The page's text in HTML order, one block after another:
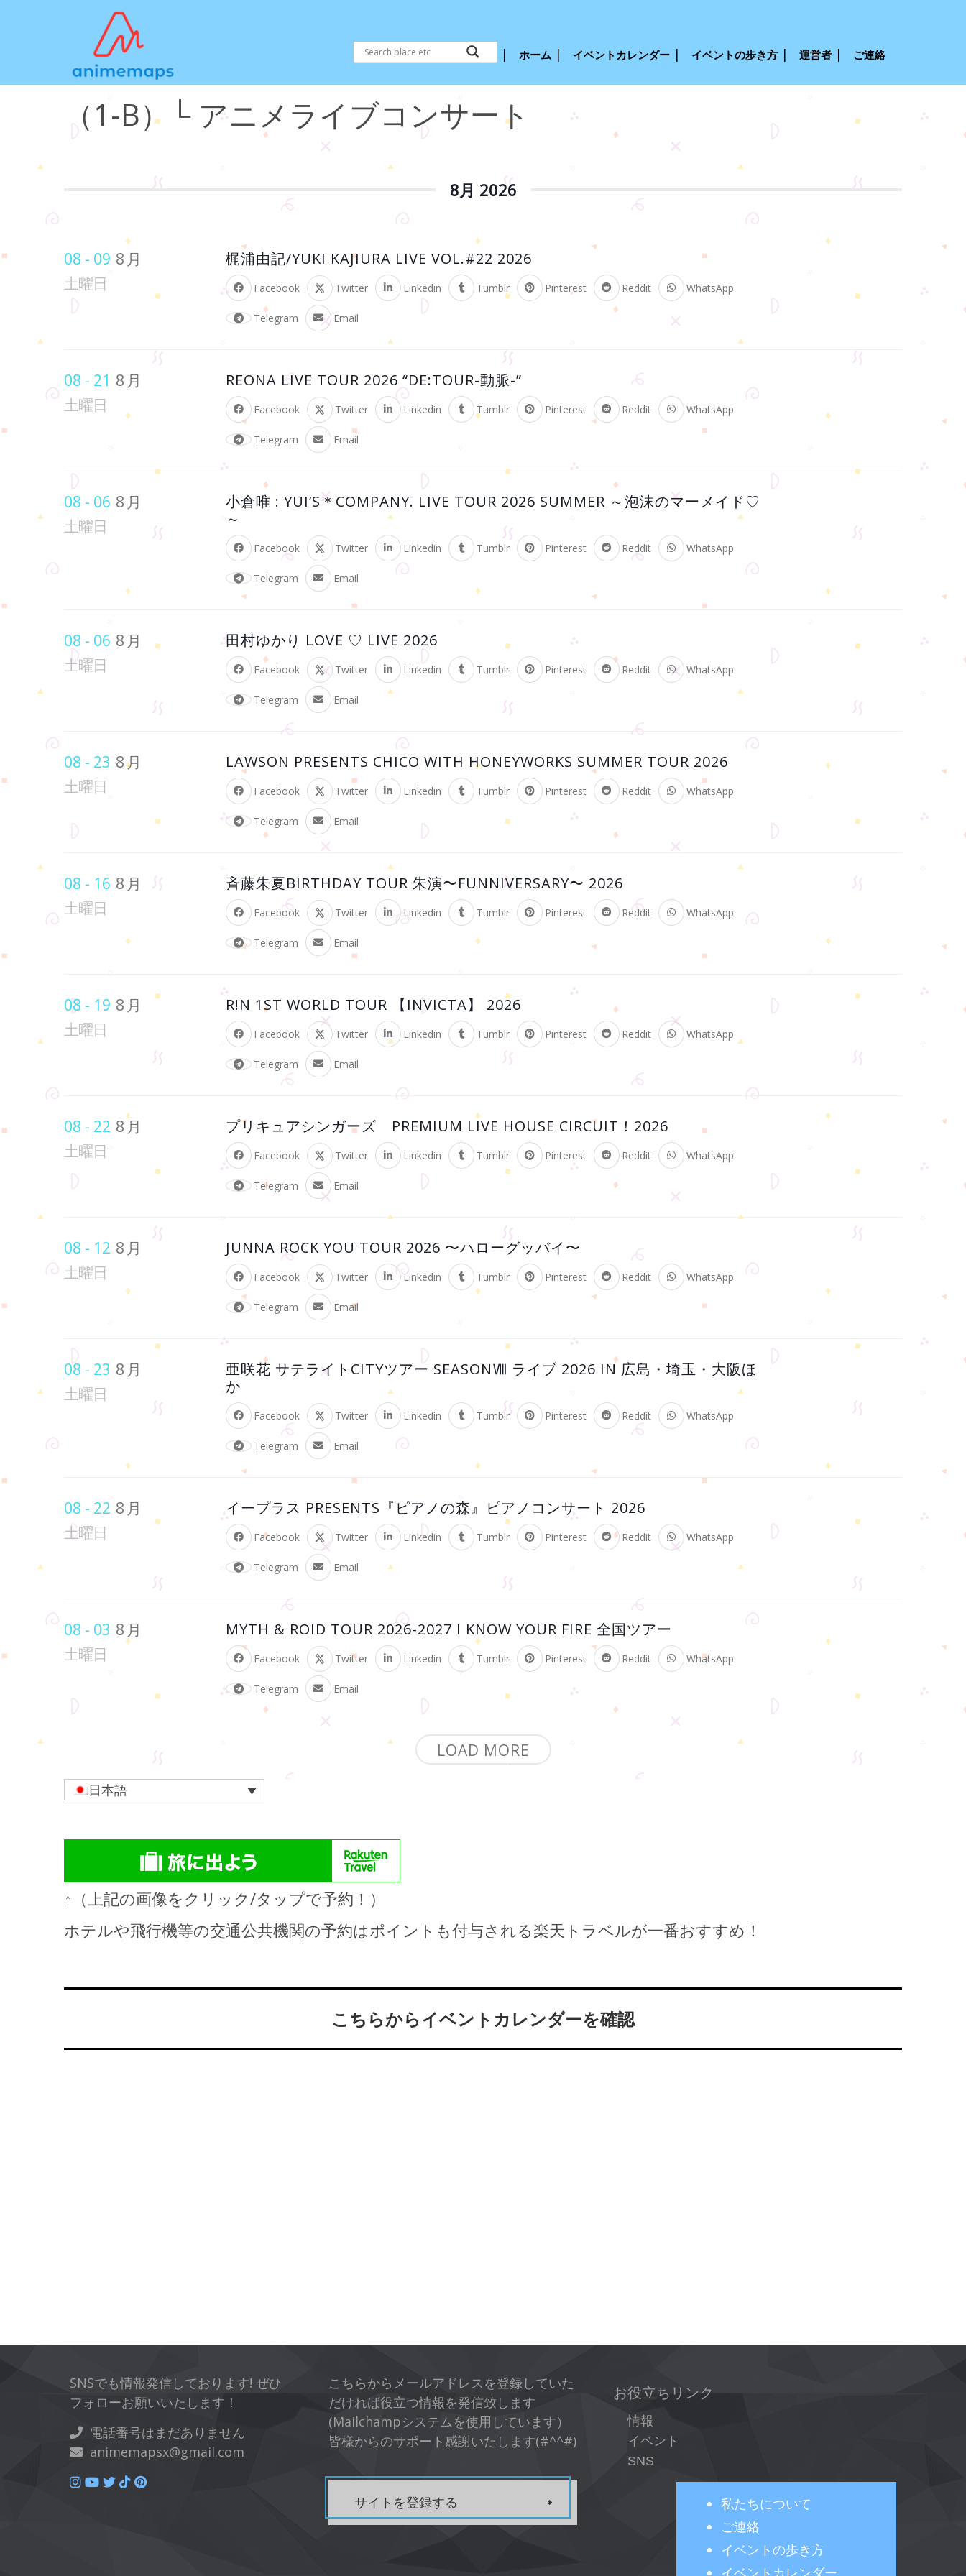
ホーム イベントカレンダー イベントの歩き方 運営者 ご連絡
（1-B）└ アニメライブコンサート
8月 2026
08 - 09 8月
土曜日
梶浦由記/YUKI KAJIURA LIVE VOL.#22 2026
Facebook Twitter Linkedin Tumblr Pinterest Reddit WhatsApp
Telegram Email
08 - 21 8月
土曜日
REONA LIVE TOUR 2026 “DE:TOUR-動脈-”
Facebook Twitter Linkedin Tumblr Pinterest Reddit WhatsApp
Telegram Email
08 - 06 8月
土曜日
小倉唯 : YUI’S＊COMPANY. LIVE TOUR 2026 SUMMER ～泡沫のマーメイド♡
～
Facebook Twitter Linkedin Tumblr Pinterest Reddit WhatsApp
Telegram Email
08 - 06 8月
土曜日
田村ゆかり LOVE ♡ LIVE 2026
Facebook Twitter Linkedin Tumblr Pinterest Reddit WhatsApp
Telegram Email
08 - 23 8月
土曜日
LAWSON PRESENTS CHICO WITH HONEYWORKS SUMMER TOUR 2026
Facebook Twitter Linkedin Tumblr Pinterest Reddit WhatsApp
Telegram Email
08 - 16 8月
土曜日
斉藤朱夏BIRTHDAY TOUR 朱演〜FUNNIVERSARY〜 2026
Facebook Twitter Linkedin Tumblr Pinterest Reddit WhatsApp
Telegram Email
08 - 19 8月
土曜日
R!N 1ST WORLD TOUR 【INVICTA】 2026
Facebook Twitter Linkedin Tumblr Pinterest Reddit WhatsApp
Telegram Email
08 - 22 8月
土曜日
プリキュアシンガーズ PREMIUM LIVE HOUSE CIRCUIT！2026
Facebook Twitter Linkedin Tumblr Pinterest Reddit WhatsApp
Telegram Email
08 - 12 8月
土曜日
JUNNA ROCK YOU TOUR 2026 〜ハローグッバイ〜
Facebook Twitter Linkedin Tumblr Pinterest Reddit WhatsApp
Telegram Email
08 - 23 8月
土曜日
亜咲花 サテライトCITYツアー SEASONⅧ ライブ 2026 IN 広島・埼玉・大阪ほ
か
Facebook Twitter Linkedin Tumblr Pinterest Reddit WhatsApp
Telegram Email
08 - 22 8月
土曜日
イープラス PRESENTS『ピアノの森』ピアノコンサート 2026
Facebook Twitter Linkedin Tumblr Pinterest Reddit WhatsApp
Telegram Email
08 - 03 8月
土曜日
MYTH & ROID TOUR 2026-2027 I KNOW YOUR FIRE 全国ツアー
Facebook Twitter Linkedin Tumblr Pinterest Reddit WhatsApp
Telegram Email
LOAD MORE
日本語
↑（上記の画像をクリック/タップで予約！）
ホテルや飛行機等の交通公共機関の予約はポイントも付与される楽天トラベルが一番おすすめ！
こちらからイベントカレンダーを確認
SNSでも情報発信しております! ぜひ
フォローお願いいたします！
電話番号はまだありません
animemapsx@gmail.com
こちらからメールアドレスを登録していた
だければ役立つ情報を発信致します
(Mailchampシステムを使用しています）
皆様からのサポート感謝いたします(#^^#)
サイトを登録する
お役立ちリンク
情報
イベント
SNS
私たちについて
ご連絡
イベントの歩き方
イベントカレンダー